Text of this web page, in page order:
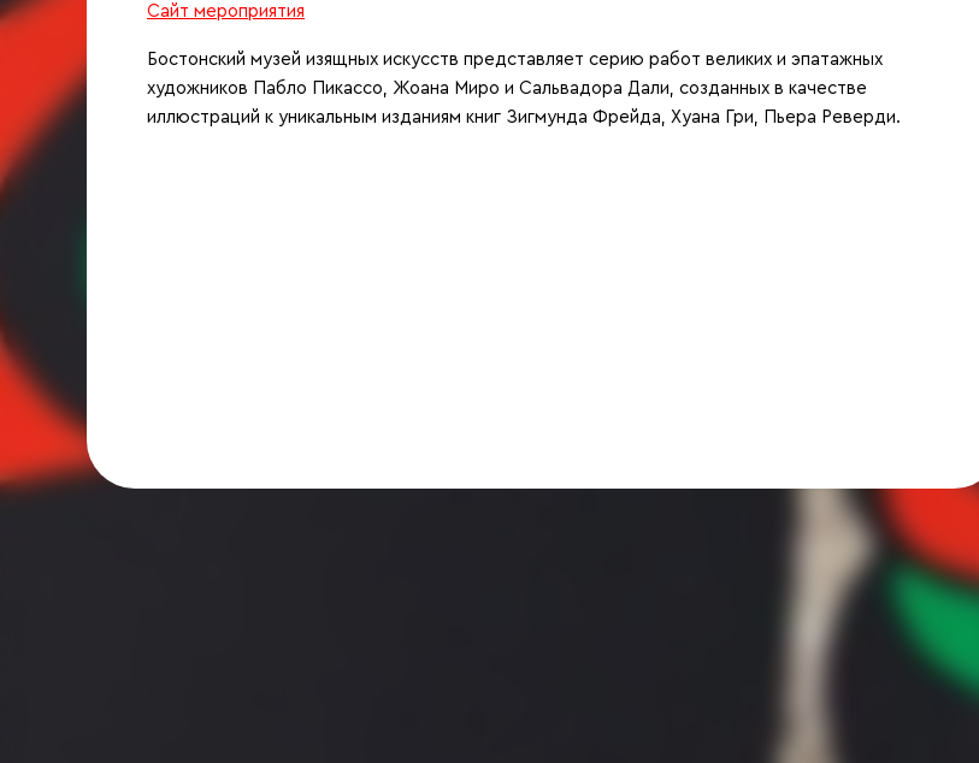
Сайт мероприятия
Бостонский музей изящных искусств представляет серию работ великих и эпатажных
художников Пабло Пикассо, Жоана Миро и Сальвадора Дали, созданных в качестве
иллюстраций к уникальным изданиям книг Зигмунда Фрейда, Хуана Гри, Пьера Реверди.